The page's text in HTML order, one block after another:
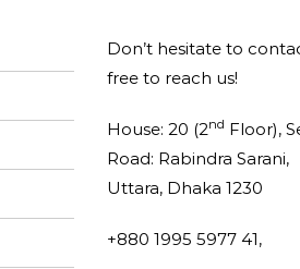
Don’t hesitate to
free to reach us!
House: 20 (2nd Floor),
Road: Rabindra Sarani,
Uttara, Dhaka 1230
+880 1995 5977 41,